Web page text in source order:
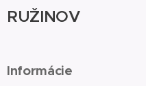
RUŽINOV
Informácie